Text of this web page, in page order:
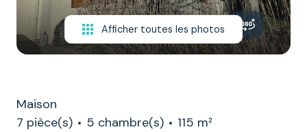
Afficher toutes les photos
Maison
7 pièce(s)
5 chambre(s)
115 m²